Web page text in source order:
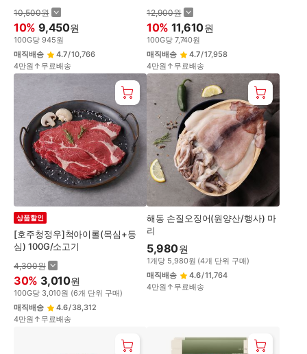
10,500원
10% 9,450원
100G당 945원
매직배송
4.7/10,766
4만원↑무료배송
12,900원
10% 11,610원
100G당 7,740원
매직배송
4.7/17,958
4만원↑무료배송
[호주청정우]척아이롤(목심+등
심) 100G/소고기
상품할인
4,300원
30% 3,010원
100G당 3,010원 (6개 단위 구매)
매직배송
4.6/38,312
4만원↑무료배송
해동 손질오징어(원양산/행사) 마
리
5,980원
1개당 5,980원 (4개 단위 구매)
매직배송
4.6/11,764
4만원↑무료배송